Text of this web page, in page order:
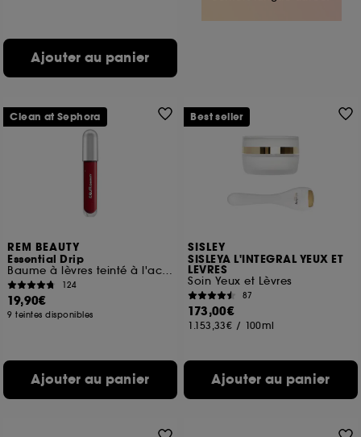
Ajouter au panier
REM BEAUTY
Essential Drip
Baume à lèvres teinté à l'acide hyaluronique
124
19,90€
9 teintes disponibles
Ajouter au panier
Clean at Sephora
SISLEY
SISLEYA L'INTEGRAL YEUX ET
LEVRES
Soin Yeux et Lèvres
87
173,00€
1.153,33€ / 100ml
Ajouter au panier
Best seller